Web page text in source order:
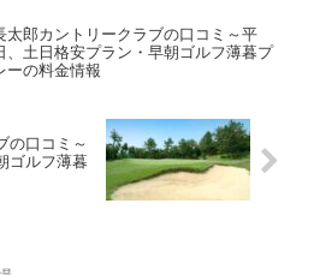
太郎カントリークラブの口コミ～平
、土日格安プラン・早朝ゴルフ薄暮プ
ーの料金情報
の口コミ～
ゴルフ薄暮